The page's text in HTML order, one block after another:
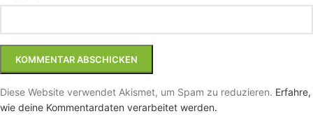
Diese Website verwendet Akismet, um Spam zu reduzieren. Erfahre,
wie deine Kommentardaten verarbeitet werden.